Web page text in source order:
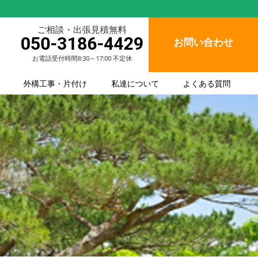
ご相談・出張見積無料
050-3186-4429
お電話受付時間8:30～17:00 不定休
お問い合わせ
外構工事・片付け 私達について よくある質問